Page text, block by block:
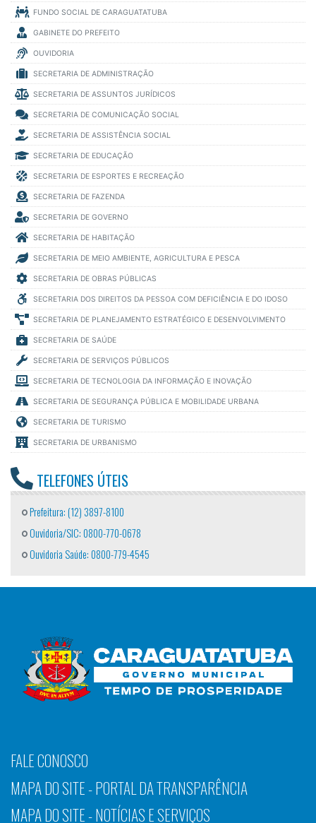
FUNDO SOCIAL DE CARAGUATATUBA
GABINETE DO PREFEITO
OUVIDORIA
SECRETARIA DE ADMINISTRAÇÃO
SECRETARIA DE ASSUNTOS JURÍDICOS
SECRETARIA DE COMUNICAÇÃO SOCIAL
SECRETARIA DE ASSISTÊNCIA SOCIAL
SECRETARIA DE EDUCAÇÃO
SECRETARIA DE ESPORTES E RECREAÇÃO
SECRETARIA DE FAZENDA
SECRETARIA DE GOVERNO
SECRETARIA DE HABITAÇÃO
SECRETARIA DE MEIO AMBIENTE, AGRICULTURA E PESCA
SECRETARIA DE OBRAS PÚBLICAS
SECRETARIA DOS DIREITOS DA PESSOA COM DEFICIÊNCIA E DO IDOSO
SECRETARIA DE PLANEJAMENTO ESTRATÉGICO E DESENVOLVIMENTO
SECRETARIA DE SAÚDE
SECRETARIA DE SERVIÇOS PÚBLICOS
SECRETARIA DE TECNOLOGIA DA INFORMAÇÃO E INOVAÇÃO
SECRETARIA DE SEGURANÇA PÚBLICA E MOBILIDADE URBANA
SECRETARIA DE TURISMO
SECRETARIA DE URBANISMO
TELEFONES ÚTEIS
Prefeitura: (12) 3897-8100
Ouvidoria/SIC: 0800-770-0678
Ouvidoria Saúde: 0800-779-4545
FALE CONOSCO
MAPA DO SITE - PORTAL DA TRANSPARÊNCIA
MAPA DO SITE - NOTÍCIAS E SERVIÇOS